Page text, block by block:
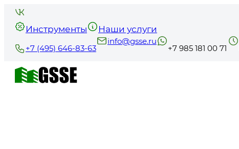
Инструменты Наши услуги
+7 (495) 646-83-63
info@gsse.ru
+7 985 181 00 71